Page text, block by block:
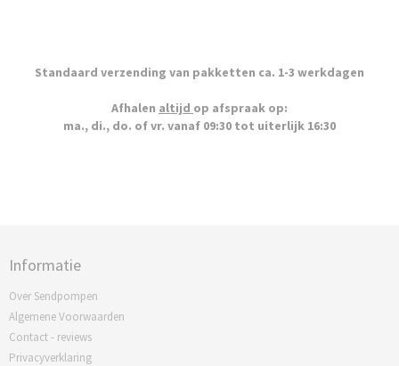
Standaard verzending van pakketten ca. 1-3 werkdagen
Afhalen altijd op afspraak op:
ma., di., do. of vr. vanaf 09:30 tot uiterlijk 16:30
Informatie
Over Sendpompen
Algemene Voorwaarden
Contact - reviews
Privacyverklaring